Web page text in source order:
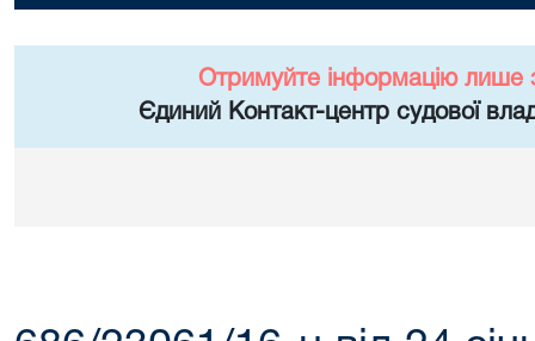
Отримуйте інформацію лише
Єдиний Контакт-центр судової